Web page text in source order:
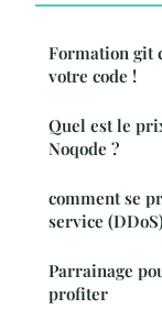
Formation git
votre code !
Quel est le
Noqode ?
comment se
service
Parrainage
profiter